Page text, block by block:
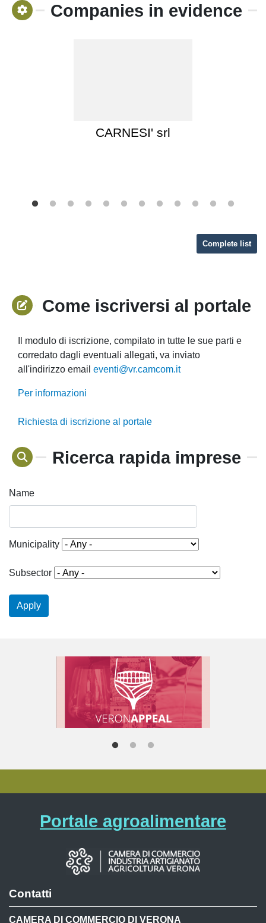
Companies in evidence
CARNESI' srl
Complete list
Come iscriversi al portale
Il modulo di iscrizione, compilato in tutte le sue parti e
corredato dagli eventuali allegati, va inviato
all'indirizzo email eventi@vr.camcom.it
Per informazioni
Richiesta di iscrizione al portale
Ricerca rapida imprese
Name
Municipality
Subsector
Apply
Portale agroalimentare
Contatti
CAMERA DI COMMERCIO DI VERONA